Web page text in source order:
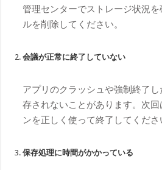
管理センターでストレージ状況
ルを削除してください。
会議が正常に終了していない
アプリのクラッシュや強制終了
存されないことがあります。次
ンを正しく使って終了してくださ
保存処理に時間がかかっている